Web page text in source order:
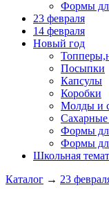
Формы
23 февраля
14 февраля
Новый год
Посыпки
Капсулы
Коробки
Молды и
Формы
Формы
Школьная
Каталог → 23